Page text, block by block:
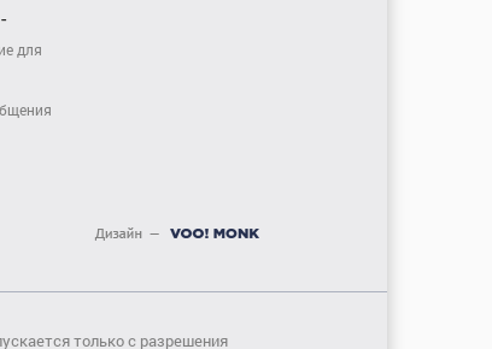
для
только с разрешения